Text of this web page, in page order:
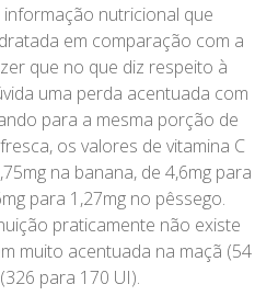
nutricional que
em comparação com a
que no que diz respeito à
uma perda acentuada com
para a mesma porção de
os valores de vitamina C
na banana, de 4,6mg para
para 1,27mg no pêssego.
praticamente não existe
muito acentuada na maçã (54
para 170 UI).